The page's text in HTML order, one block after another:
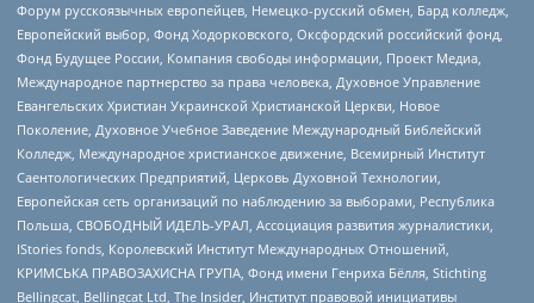
Форум русскоязычных европейцев, Немецко-русский обмен, Бард колледж,
Европейский выбор, Фонд Ходорковского, Оксфордский российский фонд,
Фонд Будущее России, Компания свободы информации, Проект Медиа,
Международное партнерство за права человека, Духовное Управление
Евангельских Христиан Украинской Христианской Церкви, Новое
Поколение, Духовное Учебное Заведение Международный Библейский
Колледж, Международное христианское движение, Всемирный Институт
Саентологических Предприятий, Церковь Духовной Технологии,
Европейская сеть организаций по наблюдению за выборами, Республика
Польша, СВОБОДНЫЙ ИДЕЛЬ-УРАЛ, Ассоциация развития журналистики,
IStories fonds, Королевский Институт Международных Отношений,
КРИМСЬКА ПРАВОЗАХИСНА ГРУПА, Фонд имени Генриха Бёлля, Stichting
Bellingcat, Bellingcat Ltd, The Insider, Институт правовой инициативы